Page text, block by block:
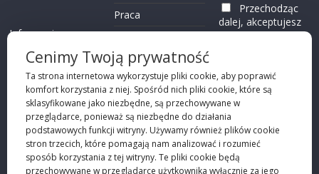
Informacje o
Przechodząc dalej,
akceptujeszpolity
kę prywatności
Praca
Kontakt
Przechodząc
dalej, akceptujesz
politykę
Cenimy Twoją prywatność
Ta strona internetowa wykorzystuje pliki cookie, aby poprawić
komfort korzystania z niej. Spośród nich pliki cookie, które są
sklasyfikowane jako niezbędne, są przechowywane w
przeglądarce, ponieważ są niezbędne do działania
podstawowych funkcji witryny. Używamy również plików cookie
stron trzecich, które pomagają nam analizować i rozumieć
sposób korzystania z tej witryny. Te pliki cookie będą
przechowywane w przeglądarce użytkownika wyłącznie za jego